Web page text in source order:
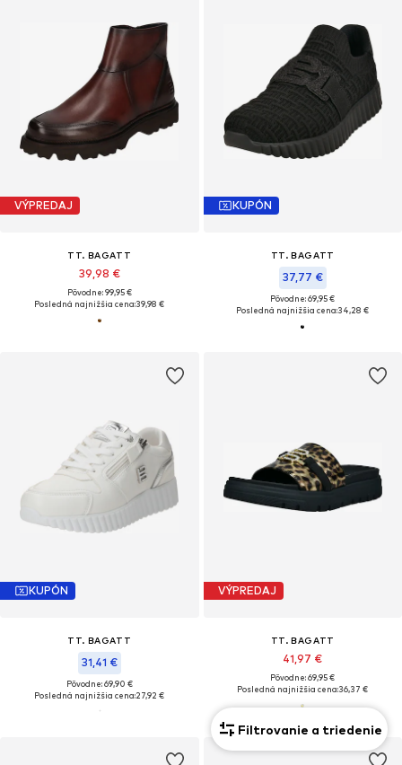
VÝPREDAJ
TT. BAGATT
39,98 €
Pôvodne: 99,95 €
Posledná najnižšia cena:39,98 €
KUPÓN
TT. BAGATT
37,77 €
Pôvodne: 69,95 €
Posledná najnižšia cena:34,28 €
KUPÓN
TT. BAGATT
31,41 €
Pôvodne: 69,90 €
Posledná najnižšia cena:27,92 €
VÝPREDAJ
TT. BAGATT
41,97 €
Pôvodne: 69,95 €
Posledná najnižšia cena:36,37 €
Filtrovanie a triedenie